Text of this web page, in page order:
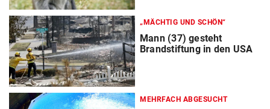
„MÄCHTIG UND SCHÖN“
Mann (37) gesteht
Brandstiftung in den USA
MEHRFACH ABGESUCHT